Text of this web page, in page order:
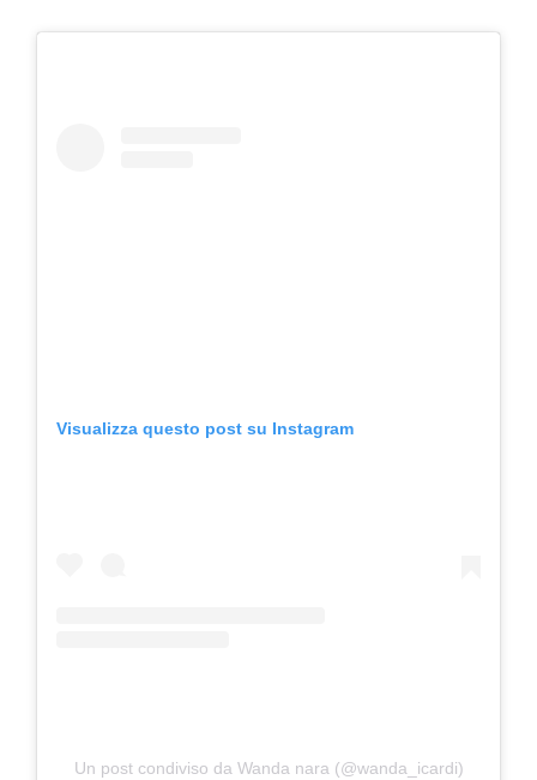
Visualizza questo post su Instagram
Un post condiviso da Wanda nara (@wanda_icardi)